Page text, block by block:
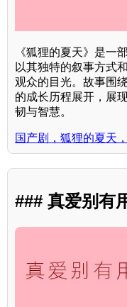
《狐狸的夏天》是一
以其独特的叙事方式
观众的目光。故事围
的成长历程展开，展
韧与智慧。
国产剧，狐狸的夏天
### 真爱别有